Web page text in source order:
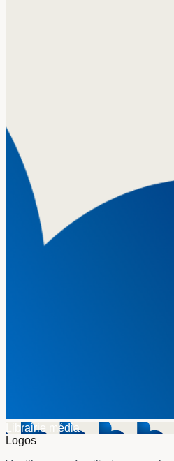
Librairie média
Logos